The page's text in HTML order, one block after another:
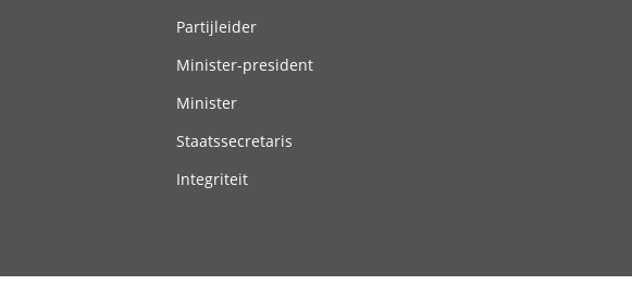
Partijleider
Minister-president
Minister
Staatssecretaris
Integriteit